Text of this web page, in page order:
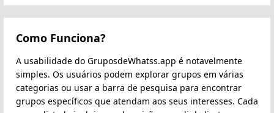
Como Funciona?
A usabilidade do GruposdeWhatss.app é notavelmente
simples. Os usuários podem explorar grupos em várias
categorias ou usar a barra de pesquisa para encontrar
grupos específicos que atendam aos seus interesses. Cada